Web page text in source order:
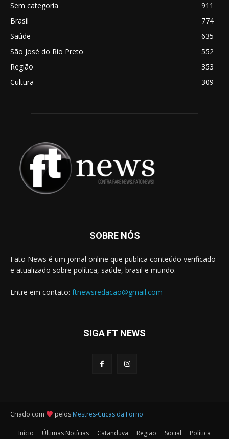
Sem categoria
911
Brasil
774
Saúde
635
São José do Rio Preto
552
Região
353
Cultura
309
SOBRE NÓS
Fato News é um jornal online que publica conteúdo verificado
e atualizado sobre política, saúde, brasil e mundo.
Entre em contato: ftnewsredacao@gmail.com
SIGA FT NEWS
Criado com pelos Mestres-Cucas da Forno
Início Últimas Notícias Catanduva Região Social Política